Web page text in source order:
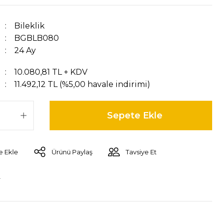
Bileklik
BGBLB080
24 Ay
10.080,81 TL + KDV
11.492,12 TL (%5,00 havale indirimi)
Sepete Ekle
Ürünü Paylaş Tavsiye Et